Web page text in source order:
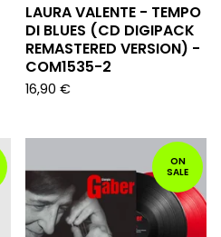
LAURA VALENTE - TEMPO
DI BLUES (CD DIGIPACK
REMASTERED VERSION) -
COM1535-2
16,90 €
ON
SALE